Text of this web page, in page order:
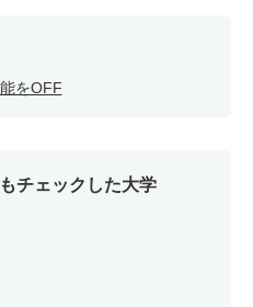
をOFF
チェックした大学